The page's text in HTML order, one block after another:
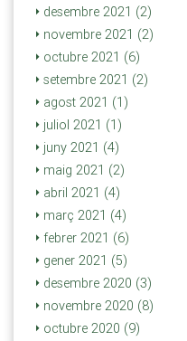
desembre 2021 (2)
novembre 2021 (2)
octubre 2021 (6)
setembre 2021 (2)
agost 2021 (1)
juliol 2021 (1)
juny 2021 (4)
maig 2021 (2)
abril 2021 (4)
març 2021 (4)
febrer 2021 (6)
gener 2021 (5)
desembre 2020 (3)
novembre 2020 (8)
octubre 2020 (9)